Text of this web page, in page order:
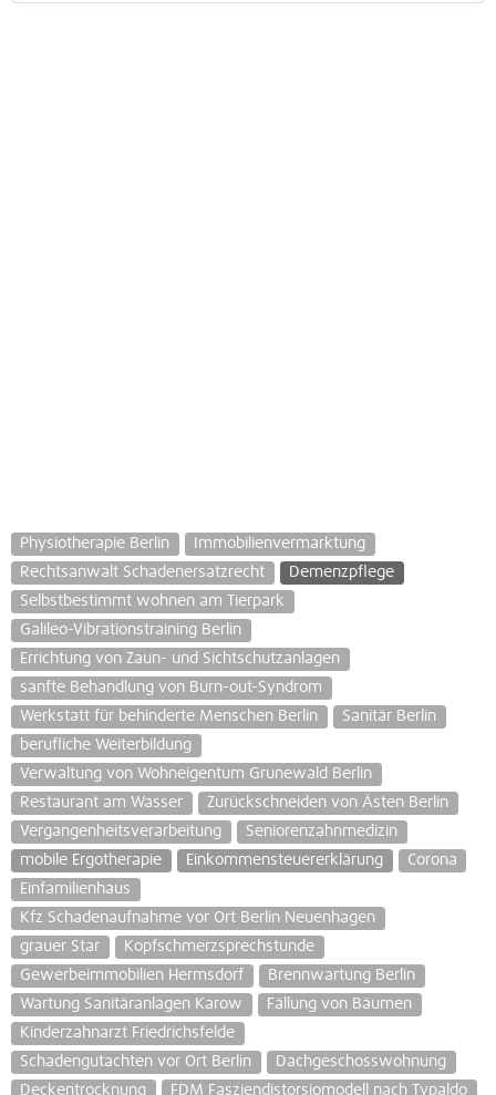
Physiotherapie Berlin
Immobilienvermarktung
Rechtsanwalt Schadenersatzrecht
Demenzpflege
Selbstbestimmt wohnen am Tierpark
Galileo-Vibrationstraining Berlin
Errichtung von Zaun- und Sichtschutzanlagen
sanfte Behandlung von Burn-out-Syndrom
Werkstatt für behinderte Menschen Berlin
Sanitär Berlin
berufliche Weiterbildung
Verwaltung von Wohneigentum Grunewald Berlin
Restaurant am Wasser
Zurückschneiden von Ästen Berlin
Vergangenheitsverarbeitung
Seniorenzahnmedizin
mobile Ergotherapie
Einkommensteuererklärung
Corona
Einfamilienhaus
Kfz Schadenaufnahme vor Ort Berlin Neuenhagen
grauer Star
Kopfschmerzsprechstunde
Gewerbeimmobilien Hermsdorf
Brennwartung Berlin
Wartung Sanitäranlagen Karow
Fällung von Bäumen
Kinderzahnarzt Friedrichsfelde
Schadengutachten vor Ort Berlin
Dachgeschosswohnung
Deckentrocknung
FDM Fasziendistorsiomodell nach Typaldo